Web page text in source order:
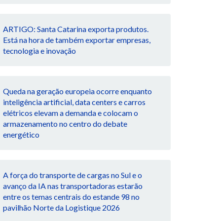
ARTIGO: Santa Catarina exporta produtos.
Está na hora de também exportar empresas,
tecnologia e inovação
Queda na geração europeia ocorre enquanto
inteligência artificial, data centers e carros
elétricos elevam a demanda e colocam o
armazenamento no centro do debate
energético
A força do transporte de cargas no Sul e o
avanço da IA nas transportadoras estarão
entre os temas centrais do estande 98 no
pavilhão Norte da Logistique 2026